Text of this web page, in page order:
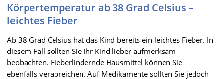
Körpertemperatur ab 38 Grad Celsius –
leichtes Fieber
Ab 38 Grad Celsius hat das Kind bereits ein leichtes Fieber. In
diesem Fall sollten Sie Ihr Kind lieber aufmerksam
beobachten. Fieberlindernde Hausmittel können Sie
ebenfalls verabreichen. Auf Medikamente sollten Sie jedoch